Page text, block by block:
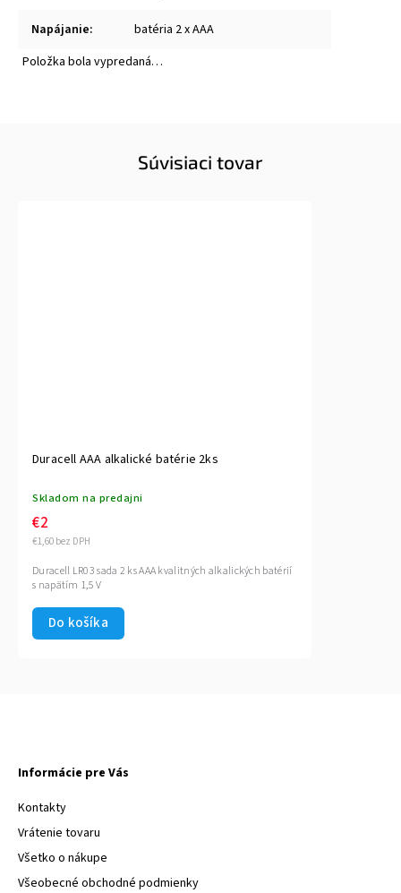
Napájanie:
batéria 2 x AAA
Položka bola vypredaná…
Súvisiaci tovar
Duracell AAA alkalické batérie 2ks
Skladom na predajni
€1,60 bez DPH
€2
Do košíka
Duracell LR03 sada 2 ks AAA kvalitných alkalických batérií
s napätím 1,5 V
Informácie pre Vás
Kontakty
Vrátenie tovaru
Všetko o nákupe
Všeobecné obchodné podmienky